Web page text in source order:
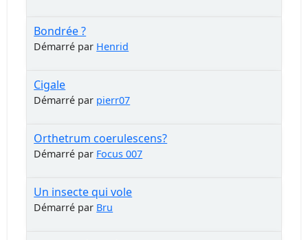
Bondrée ?
Démarré par Henrid
Cigale
Démarré par pierr07
Orthetrum coerulescens?
Démarré par Focus 007
Un insecte qui vole
Démarré par Bru